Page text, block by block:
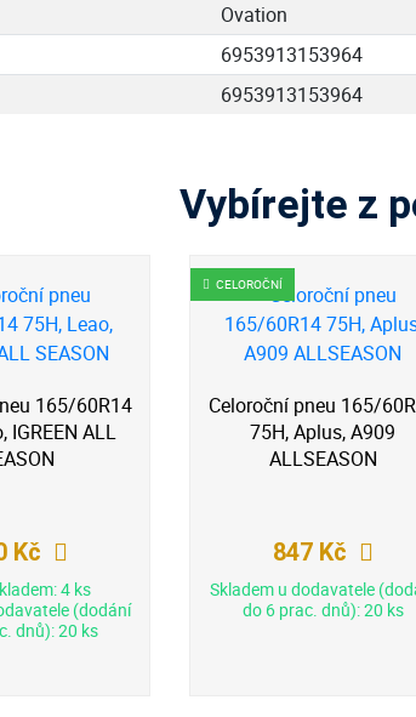
Ovation
6953913153964
6953913153964
Vybírejte z
165/60R14
IGREEN ALL
Kč
4 ks
(dodání
dnů): 20 ks
CELOROČNÍ
Celoroční pneu 165/
75H, Aplus, A909
ALLSEASON
847 Kč
Skladem u dodavatele
do 6 prac. dnů): 20 ks